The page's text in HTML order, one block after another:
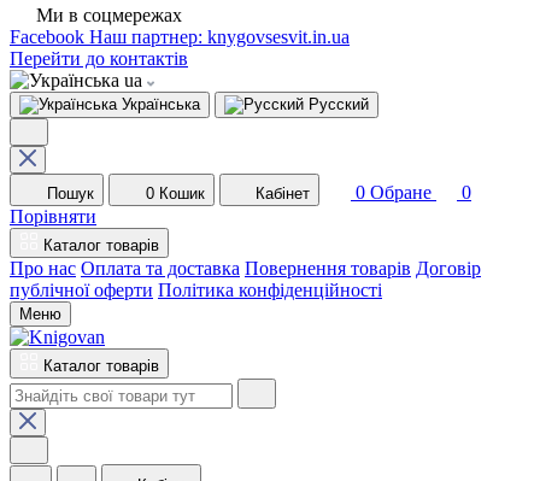
Ми в соцмережах
Facebook Наш партнер: knygovsesvit.in.ua
Перейти до контактів
ua
Українська Русский
Пошук 0 Кошик Кабінет 0 Обране
0
Порівняти
Каталог товарів
Про нас Оплата та доставка Повернення товарів Договір
публічної оферти Політика конфіденційності
Меню
Каталог товарів